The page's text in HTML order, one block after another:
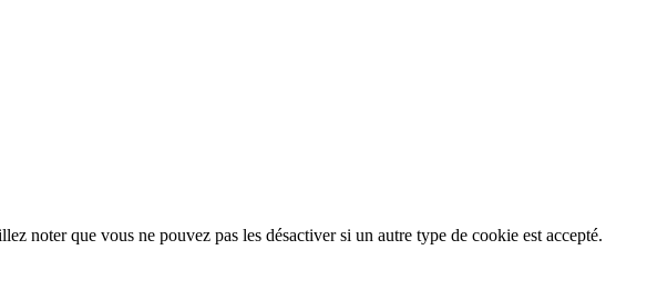
noter que vous ne pouvez pas les désactiver si un autre type de cookie est accepté.